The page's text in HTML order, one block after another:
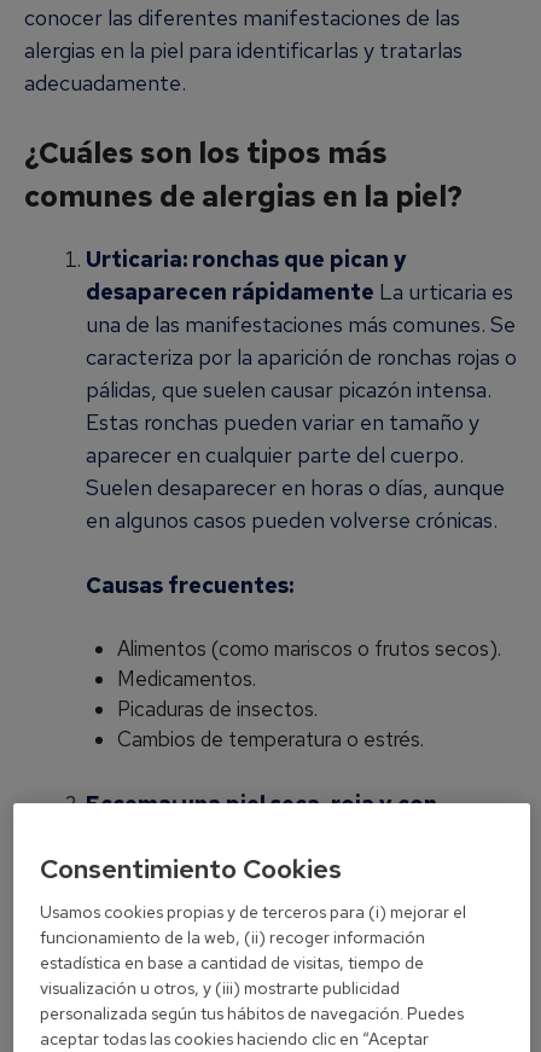
conocer las diferentes manifestaciones de las
alergias en la piel para identificarlas y tratarlas
adecuadamente.
¿Cuáles son los tipos más
comunes de alergias en la piel?
Urticaria: ronchas que pican y
desaparecen rápidamente La urticaria es
una de las manifestaciones más comunes. Se
caracteriza por la aparición de ronchas rojas o
pálidas, que suelen causar picazón intensa.
Estas ronchas pueden variar en tamaño y
aparecer en cualquier parte del cuerpo.
Suelen desaparecer en horas o días, aunque
en algunos casos pueden volverse crónicas.
Causas frecuentes:
Alimentos (como mariscos o frutos secos).
Medicamentos.
Picaduras de insectos.
Cambios de temperatura o estrés.
Eccema: una piel seca, roja y con
como dermatitis, es una inflamación crónica
de la piel. Se caracteriza por enrojecimiento,
descamación y, en muchos casos, picazón
persistente. Puede aparecer en cualquier
parte del cuerpo y afecta tanto a niños
como a adultos.
Consentimiento Cookies
Usamos cookies propias y de terceros para (i) mejorar el
funcionamiento de la web, (ii) recoger información
estadística en base a cantidad de visitas, tiempo de
visualización u otros, y (iii) mostrarte publicidad
personalizada según tus hábitos de navegación. Puedes
aceptar todas las cookies haciendo clic en “Aceptar